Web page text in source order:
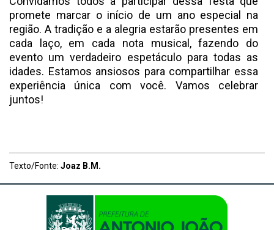
promete marcar o início de um ano especial na
região. A tradição e a alegria estarão presentes em
cada laço, em cada nota musical, fazendo do
evento um verdadeiro espetáculo para todas as
idades. Estamos ansiosos para compartilhar essa
experiência única com você. Vamos celebrar
juntos!
Texto/Fonte: Joaz B.M.